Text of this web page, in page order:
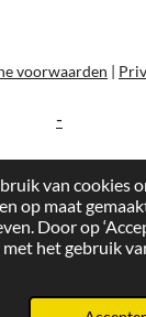
van cookies
op maat
Door op
het gebruik
voorwaarden |
-